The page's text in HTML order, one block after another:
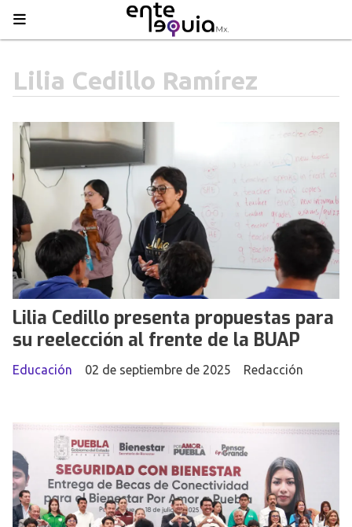
Lilia Cedillo Ramírez
Lilia Cedillo presenta propuestas para
su reelección al frente de la BUAP
Redacción
Educación 02 de septiembre de 2025